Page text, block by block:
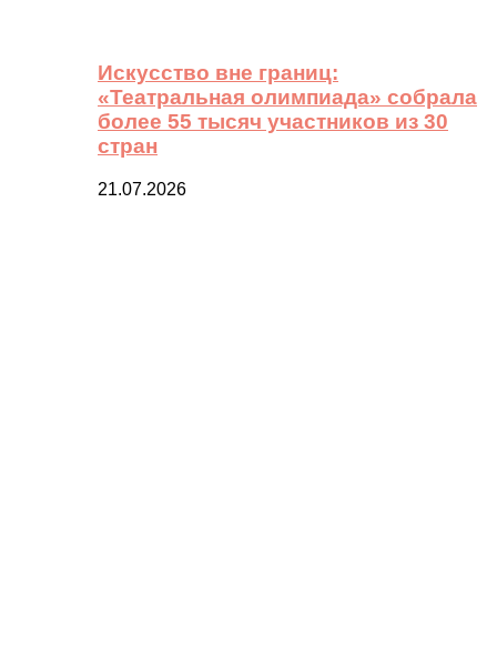
Искусство вне границ:
«Театральная олимпиада» собрала
более 55 тысяч участников из 30
стран
21.07.2026